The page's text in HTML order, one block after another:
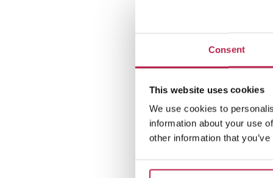
Consent
This website uses cookies
We use cookies to
information about your use
other information that